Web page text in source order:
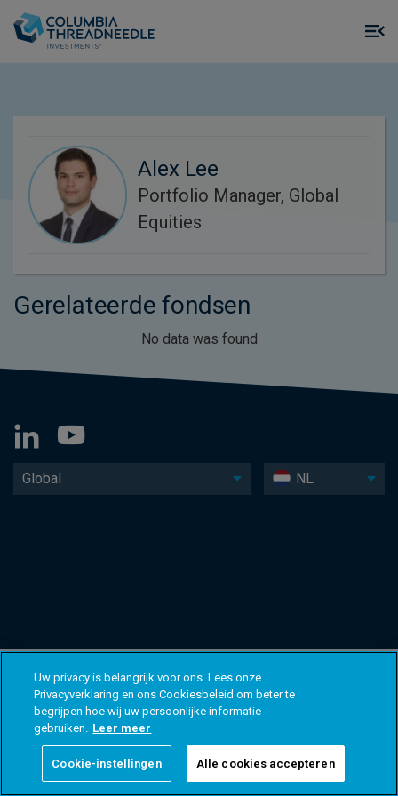
Alex Lee
Portfolio Manager, Global
Equities
Gerelateerde fondsen
No data was found
Global NL
Uw privacy is belangrijk voor ons. Lees onze
Privacyverklaring en ons Cookiesbeleid om beter te
begrijpen hoe wij uw persoonlijke informatie
gebruiken. Leer meer
Cookie-instellingen Alle cookies accepteren